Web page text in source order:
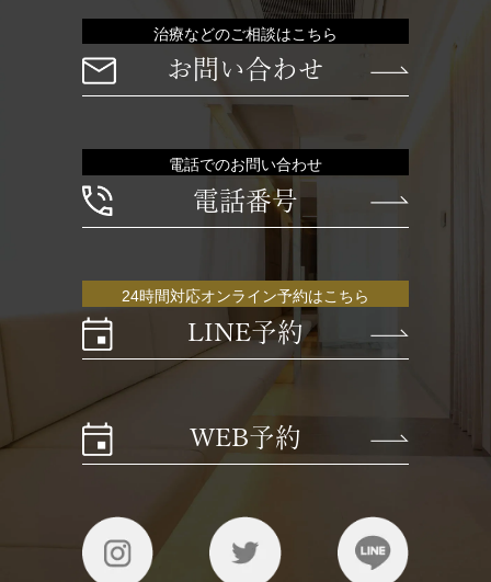
治療などのご相談はこちら
お問い合わせ
電話でのお問い合わせ
電話番号
24時間対応オンライン予約はこちら
LINE予約
WEB予約